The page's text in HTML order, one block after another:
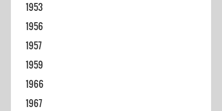
1953
1956
1957
1959
1966
1967